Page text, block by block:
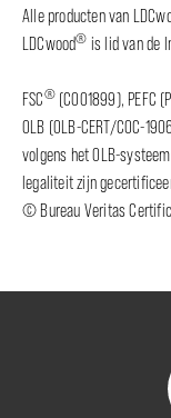
Alle producten van
LDCwood® is lid van de
FSC®(C001899), PEFC
OLB (OLB-CERT/COC-
volgens het OLB-
legaliteit zijn
© Bureau Veritas